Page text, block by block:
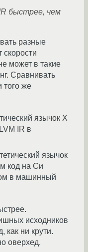
быстрее, чем
разные
скорости
может в такие
Сравнивать
того же
язычок X
IR в
язычок
код на Си
в машинный
исходников
как ни крути.
оверхед.